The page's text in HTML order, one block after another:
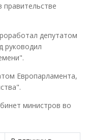
депутатом
руководил
Европарламента,
министров во